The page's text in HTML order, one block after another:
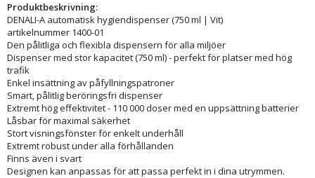
Produktbeskrivning:
DENALI-A automatisk hygiendispenser (750 ml | Vit)
artikelnummer 1400-01
Den pålitliga och flexibla dispensern för alla miljöer
Dispenser med stor kapacitet (750 ml) - perfekt för platser med hög
trafik
Enkel insättning av påfyllningspatroner
Smart, pålitlig beröringsfri dispenser
Extremt hög effektivitet - 110 000 doser med en uppsättning batterier
Låsbar för maximal säkerhet
Stort visningsfönster för enkelt underhåll
Extremt robust under alla förhållanden
Finns även i svart
Designen kan anpassas för att passa perfekt in i dina utrymmen.